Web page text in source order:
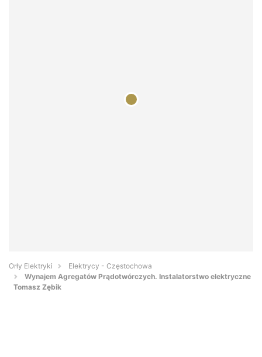
Orły Elektryki
Elektrycy - Częstochowa
Wynajem Agregatów Prądotwórczych. Instalatorstwo elektryczne
Tomasz Zębik